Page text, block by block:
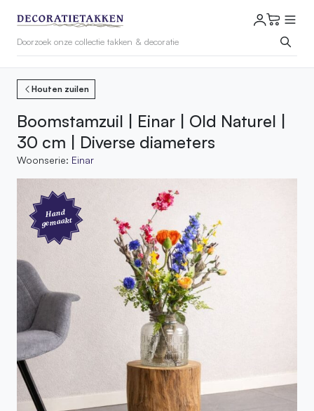
Houten zuilen
Boomstamzuil | Einar | Old Naturel |
30 cm | Diverse diameters
Woonserie: Einar
Hand
gemaakt